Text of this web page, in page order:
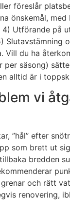
föreslår
önskemål, med
Utförande på
Slutavstämning
Vill du ha
per säsong)
alltid är i
vi
”hål” efter
som brett ut
bredden
och rätt
renovering,